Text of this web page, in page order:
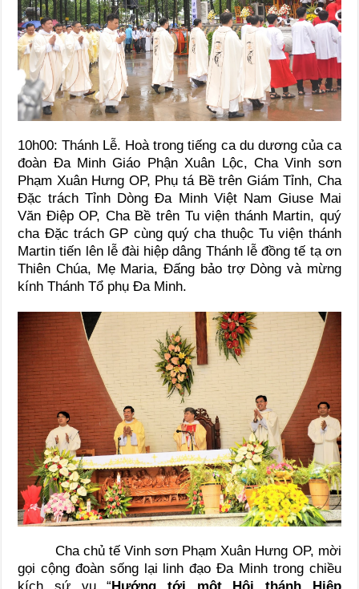
10h00: Thánh Lễ. Hoà trong tiếng ca du dương của ca
đoàn Đa Minh Giáo Phận Xuân Lộc, Cha Vinh sơn
Phạm Xuân Hưng OP, Phụ tá Bề trên Giám Tỉnh, Cha
Đặc trách Tỉnh Dòng Đa Minh Việt Nam Giuse Mai
Văn Điệp OP, Cha Bề trên Tu viện thánh Martin, quý
cha Đặc trách GP cùng quý cha thuộc Tu viện thánh
Martin tiến lên lễ đài hiệp dâng Thánh lễ đồng tế tạ ơn
Thiên Chúa, Mẹ Maria, Đấng bảo trợ Dòng và mừng
kính Thánh Tổ phụ Đa Minh.
Cha chủ tế Vinh sơn Phạm Xuân Hưng OP, mời
gọi cộng đoàn sống lại linh đạo Đa Minh trong chiều